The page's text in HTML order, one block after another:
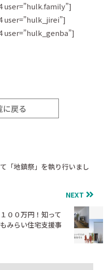
user=”hulk.family”]
user=”hulk_jirei”]
user=”hulk_genba”]
に戻る
「地鎮祭」を執り行いまし
NEXT
００万円！知って
みらい住宅支援事